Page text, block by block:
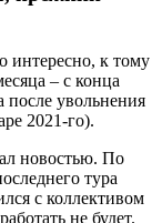
интересно, к тому
– с конца
после увольнения
2021-го).
новостью. По
тура
с коллективом
не будет.